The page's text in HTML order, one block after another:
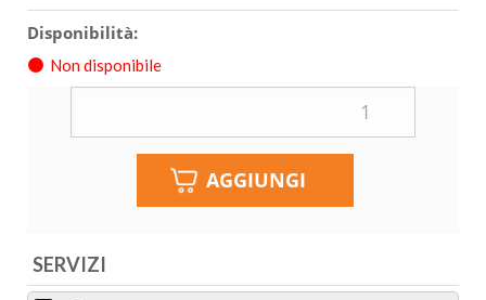
Disponibilità:
Non disponibile
SERVIZI